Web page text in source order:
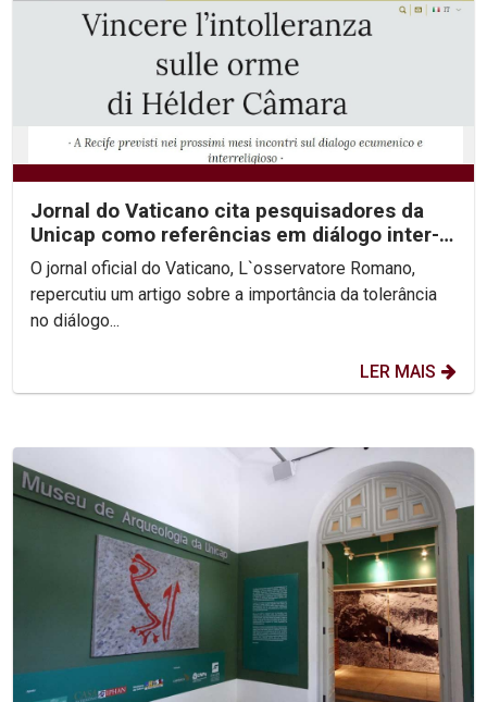
Jornal do Vaticano cita pesquisadores da
Unicap como referências em diálogo inter-
religioso
O jornal oficial do Vaticano, L`osservatore Romano,
repercutiu um artigo sobre a importância da tolerância
no diálogo...
LER MAIS